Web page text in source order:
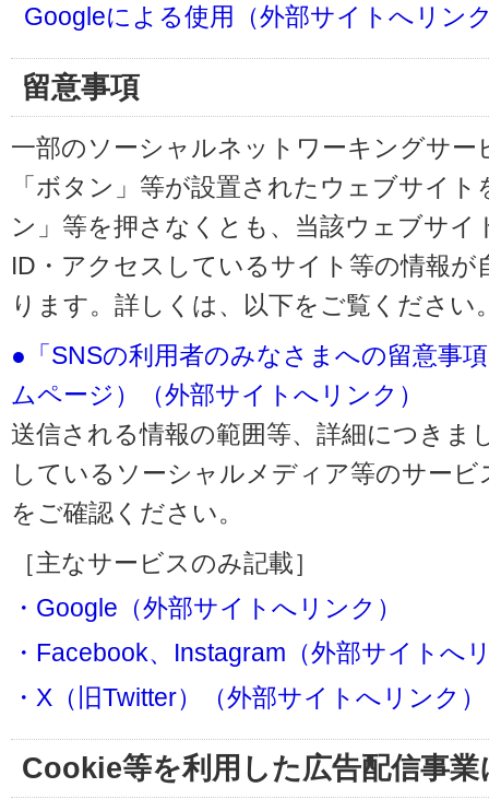
Googleによる使用（外部サイトへリン
留意事項
一部のソーシャルネットワーキングサー
「ボタン」等が設置されたウェブサイ
ン」等を押さなくとも、当該ウェブサイ
ID・アクセスしているサイト等の情報
ります。詳しくは、以下をご覧ください
●「SNSの利用者のみなさまへの留意事
ムページ）（外部サイトへリンク）
送信される情報の範囲等、詳細につきま
しているソーシャルメディア等のサー
をご確認ください。
［主なサービスのみ記載］
・Google（外部サイトへリンク）
・Facebook、Instagram（外部サイトへ
・X（旧Twitter）（外部サイトへリンク）
Cookie等を利用した広告配信事